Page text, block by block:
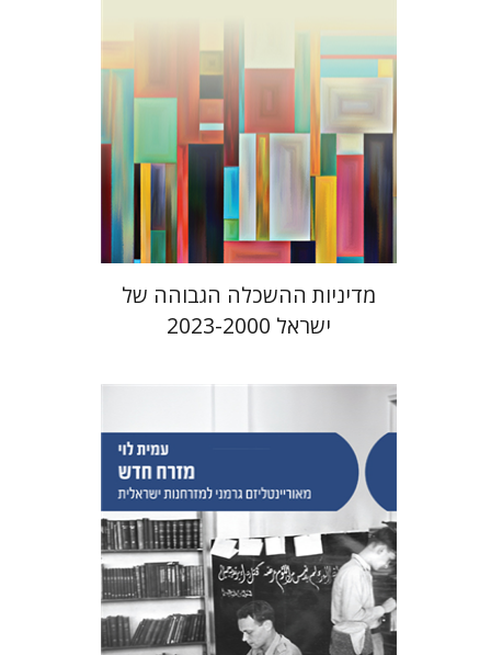
הנחת אתר ספר מודפס
$46
$41
מדיניות ההשכלה הגבוהה של
ישראל 2023-2000